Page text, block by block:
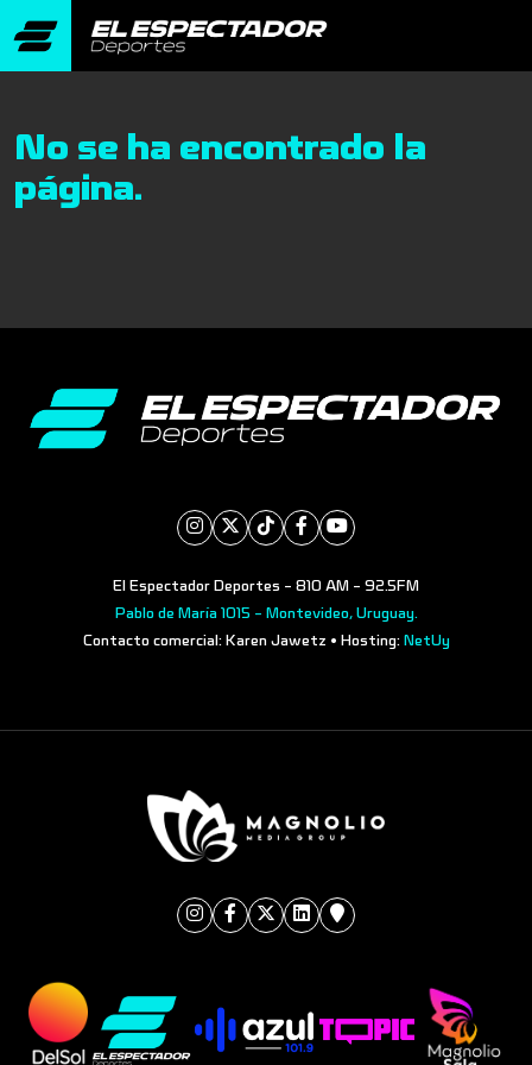
No se ha encontrado la
página.
El Espectador Deportes - 810 AM - 92.5FM
Pablo de María 1015 - Montevideo, Uruguay.
Contacto comercial: Karen Jawetz • Hosting: NetUy